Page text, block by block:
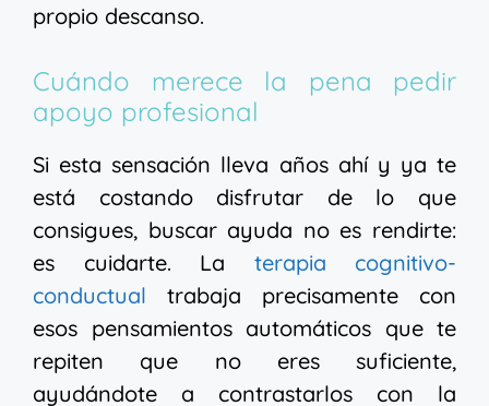
propio descanso.
Cuándo merece la pena pedir
apoyo profesional
Si esta sensación lleva años ahí y ya te
está costando disfrutar de lo que
consigues, buscar ayuda no es rendirte:
es cuidarte. La terapia cognitivo-
conductual trabaja precisamente con
esos pensamientos automáticos que te
repiten que no eres suficiente,
ayudándote a contrastarlos con la